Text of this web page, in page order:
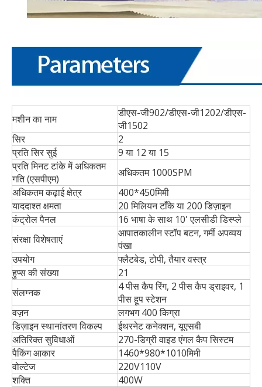
मशीन का नाम
डीएस-जी902/डीएस-जी1202/डीएस-
जी1502
सिर
2
प्रति सिर सुई
9 या 12 या 15
प्रति मिनट टांके में अधिकतम
गति (एसपीएम)
अधिकतम 1000SPM
अधिकतम कढ़ाई क्षेत्र
400*450मिमी
याददाश्त क्षमता
20 मिलियन टाँके या 200 डिज़ाइन
कंट्रोल पैनल
16 भाषा के साथ 10' एलसीडी डिस्प्ले
संरक्षा विशेषताएं
आपातकालीन स्टॉप बटन, गर्मी अपव्यय
पंखा
उपयोग
फ्लैटबेड, टोपी, तैयार वस्त्र
हुप्स की संख्या
21
संलग्नक
4 पीस कैप रिंग, 2 पीस कैप ड्राइवर, 1
पीस हूप स्टेशन
वज़न
लगभग 400 किग्रा
डिज़ाइन स्थानांतरण विकल्प
ईथरनेट कनेक्शन, यूएसबी
अतिरिक्त सुविधाओं
270-डिग्री वाइड एंगल कैप सिस्टम
पैकिंग आकार
1460*980*1010मिमी
वोल्टेज
220V110V
शक्ति
400W